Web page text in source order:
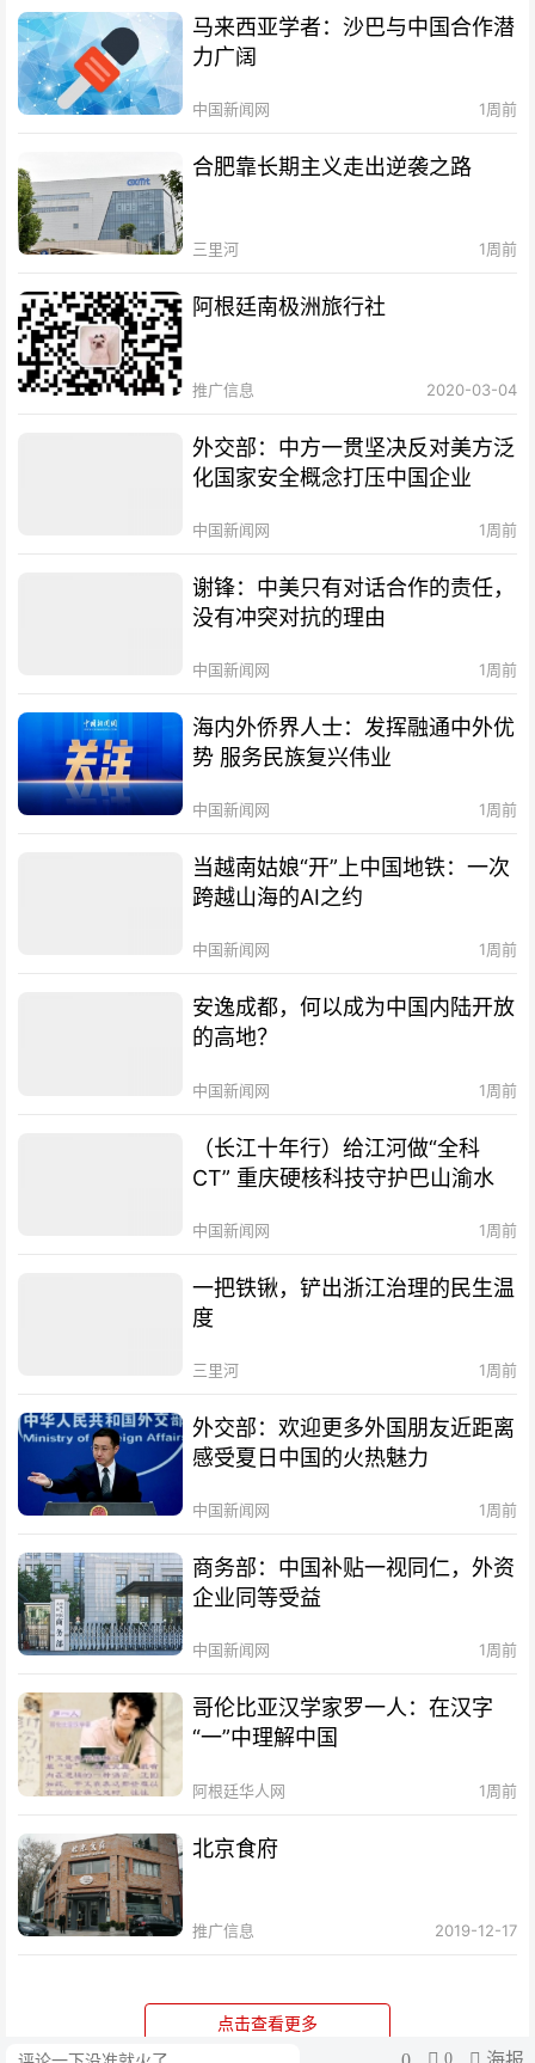
0
马来西亚学者：沙巴与中国合作潜
力广阔
中国新闻网 1周前
合肥靠长期主义走出逆袭之路
三里河 1周前
阿根廷南极洲旅行社
推广信息 2020-03-04
外交部：中方一贯坚决反对美方泛
化国家安全概念打压中国企业
中国新闻网 1周前
谢锋：中美只有对话合作的责任，
没有冲突对抗的理由
中国新闻网 1周前
海内外侨界人士：发挥融通中外优
势 服务民族复兴伟业
中国新闻网 1周前
当越南姑娘“开”上中国地铁：一次
跨越山海的AI之约
中国新闻网 1周前
安逸成都，何以成为中国内陆开放
的高地？
中国新闻网 1周前
（长江十年行）给江河做“全科
CT” 重庆硬核科技守护巴山渝水
中国新闻网 1周前
一把铁锹，铲出浙江治理的民生温
度
三里河 1周前
外交部：欢迎更多外国朋友近距离
感受夏日中国的火热魅力
中国新闻网 1周前
商务部：中国补贴一视同仁，外资
企业同等受益
中国新闻网 1周前
哥伦比亚汉学家罗一人：在汉字
“一”中理解中国
阿根廷华人网 1周前
北京食府
推广信息 2019-12-17
点击查看更多